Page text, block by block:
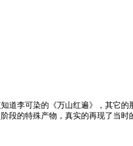
李可染的《万山红遍》，其它
段的特殊产物，真实的再现了当时